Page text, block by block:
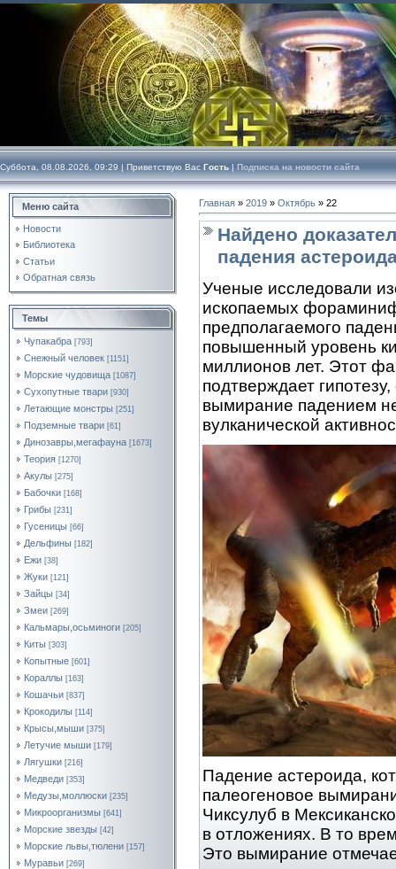
Суббота, 08.08.2026, 09:29 | Приветствую Вас Гость | Подписка на новости сайта
Меню сайта
Новости
Библиотека
Статьи
Обратная связь
Темы
Чупакабра [793]
Снежный человек [1151]
Морские чудовища [1087]
Сухопутные твари [930]
Летающие монстры [251]
Подземные твари [61]
Динозавры,мегафауна [1673]
Теория [1270]
Акулы [275]
Бабочки [168]
Грибы [231]
Гусеницы [66]
Дельфины [182]
Ежи [38]
Жуки [121]
Зайцы [34]
Змеи [269]
Кальмары,осьминоги [205]
Киты [303]
Копытные [601]
Кораллы [163]
Кошачьи [837]
Крокодилы [114]
Крысы,мыши [375]
Летучие мыши [179]
Лягушки [216]
Медведи [353]
Медузы,моллюски [235]
Микроорганизмы [641]
Морские звезды [42]
Морские львы,тюлени [157]
Муравьи [269]
Главная » 2019 » Октябрь » 22
Найдено
падения
Ученые исследовали
ископаемых
предполагаемого
повышенный уровень
миллионов лет. Этот
подтверждает
вымирание падением
вулканической
Падение астероида,
палеогеновое
Чиксулуб в
в отложениях. В то
Это вымирание